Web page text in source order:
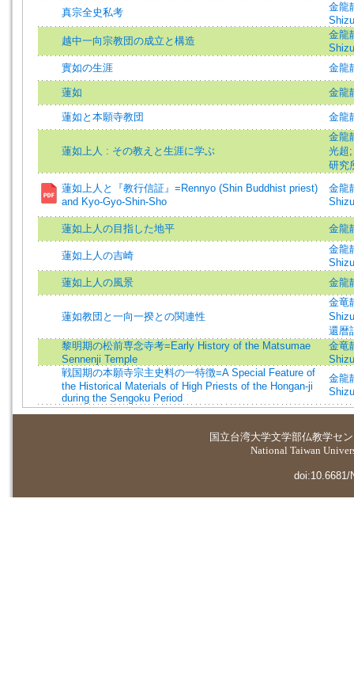
真宗全史私考
金龍
越中一向宗教団の成立と構造
金龍
實如の生涯
金龍
蓮如 金龍
蓮如と本願寺教団 金龍
蓮如上人 : その教えと生涯に学ぶ
金龍
光超
研究
蓮如上人と『教行信証』=Rennyo (Shin Buddhist priest)
and Kyo-Gyo-Shin-Sho
金龍
蓮如上人の目指した地平 金龍
蓮如上人の吉崎
金龍
蓮如上人の風景
金龍
蓮如教団と一向一揆との関連性
金竜
還暦
黎明期の松前専念寺考=Early History of the Matsumae
Sennenji Temple
金竜
戦国期の本願寺宗主史料の一特徴=A Special Feature of
the Historical Materials of High Priests of the Hongan-ji
during the Sengoku Period
金龍
国立台湾大学文学部仏教学セ
National Taiwan
doi:10.6681/